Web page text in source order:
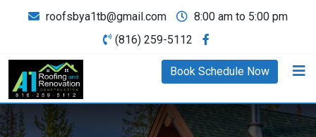
roofsbya1tb@gmail.com
8:00 am to 5:00 pm
(816) 259-5112
Book Schedule Now